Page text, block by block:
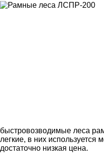
быстровозводимые леса
легкие, в них используется
достаточно низкая цена.